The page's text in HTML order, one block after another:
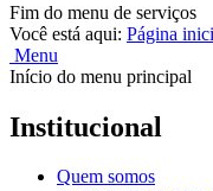
Fim do menu de serviços
Você está aqui: Página
Menu
Início do menu principal
Institucional
Quem somos